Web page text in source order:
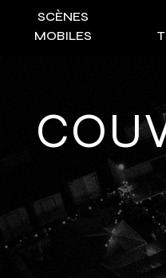
SCÈNES
MOBILES
cookies